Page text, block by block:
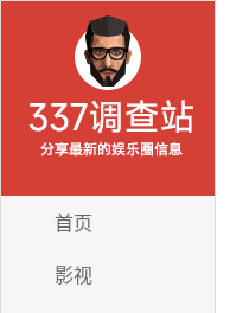
首页
影视